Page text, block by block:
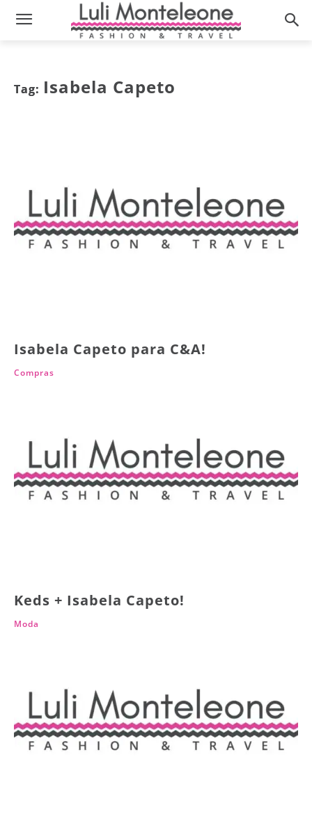
Tag: Isabela Capeto
Isabela Capeto para C&A!
Compras
Keds + Isabela Capeto!
Moda